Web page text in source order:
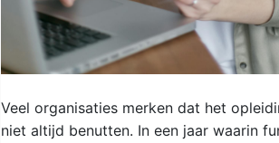
Veel organisaties merken dat het
niet altijd benutten. In een jaar waarin